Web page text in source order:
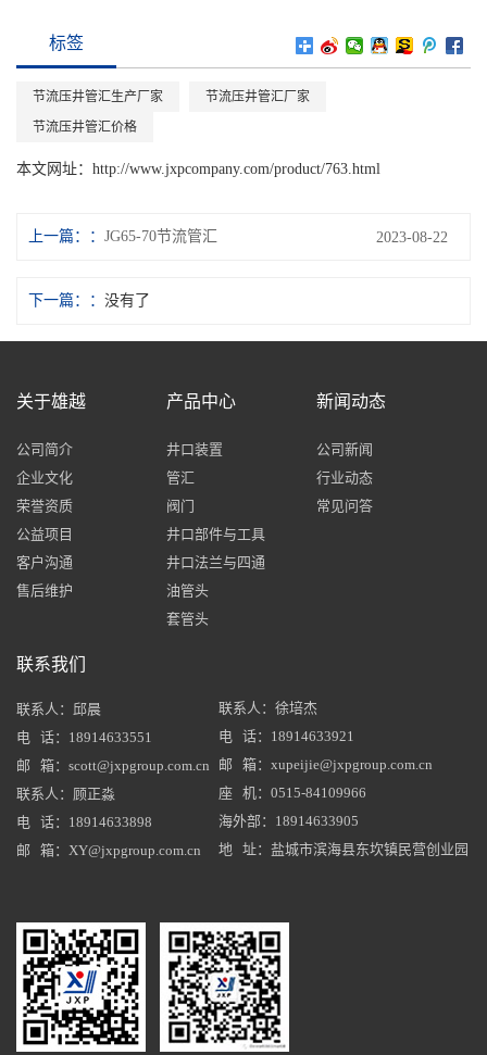
标签
节流压井管汇生产厂家
节流压井管汇厂家
节流压井管汇价格
本文网址： http://www.jxpcompany.com/product/763.html
上一篇： JG65-70节流管汇 2023-08-22
下一篇： 没有了
关于雄越
公司简介
企业文化
荣誉资质
公益项目
客户沟通
售后维护
产品中心
井口装置
管汇
阀门
井口部件与工具
井口法兰与四通
油管头
套管头
新闻动态
公司新闻
行业动态
常见问答
联系我们
联系人：邱晨
电 话：18914633551
邮 箱：scott@jxpgroup.com.cn
联系人：顾正淼
电 话：18914633898
邮 箱：XY@jxpgroup.com.cn
联系人：徐培杰
电 话：18914633921
邮 箱：xupeijie@jxpgroup.com.cn
座 机：0515-84109966
海外部：18914633905
地 址：盐城市滨海县东坎镇民营创业园